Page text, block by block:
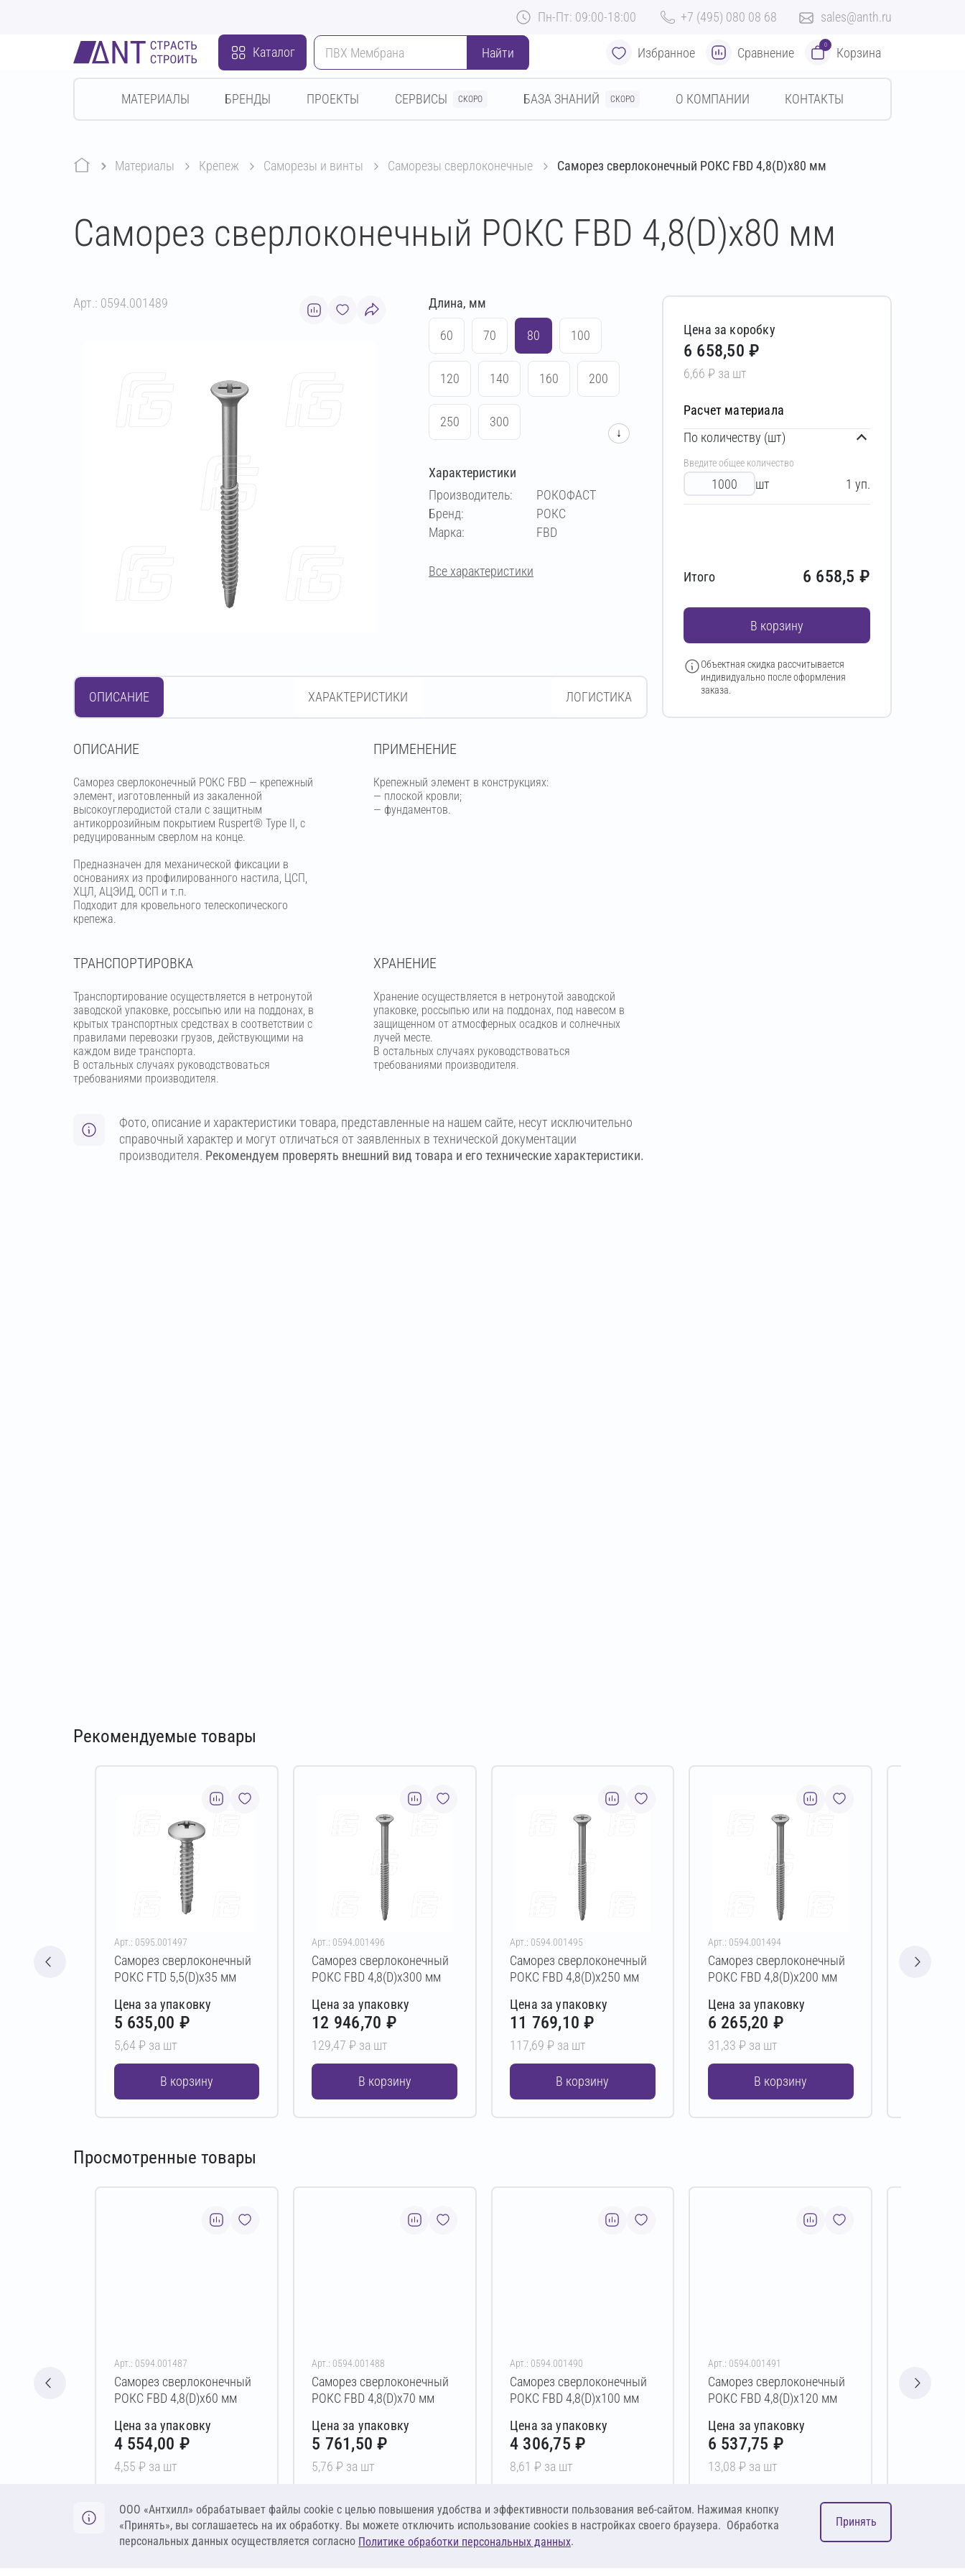
Пн-Пт: 09:00-18:00 +7 (495) 080 08 68 sales@anth.ru
Каталог Найти Избранное Сравнение
0
Корзина
МАТЕРИАЛЫ БРЕНДЫ ПРОЕКТЫ СЕРВИСЫ СКОРО БАЗА ЗНАНИЙ СКОРО О КОМПАНИИ КОНТАКТЫ
Материалы крепеж саморезы и винты саморезы сверлоконечные Саморез сверлоконечный РОКС FBD 4,8(D)х80 мм
Саморез сверлоконечный РОКС FBD 4,8(D)х80 мм
Арт.: 0594.001489 Длина, мм
60 70 80 100
120 140 160 200
250 300
↓
Характеристики
Производитель:
РОКОФАСТ
Бренд:
РОКС
Марка:
FBD
Все характеристики
ОПИСАНИЕ ХАРАКТЕРИСТИКИ ЛОГИСТИКА
OПИСАНИЕ
Саморез сверлоконечный РОКС FBD — крепежный
элемент, изготовленный из закаленной
высокоуглеродистой стали с защитным
антикоррозийным покрытием Ruspert® Type II, с
редуцированным сверлом на конце.
Предназначен для механической фиксации в
основаниях из профилированного настила, ЦСП,
ХЦЛ, АЦЭИД, ОСП и т.п.
Подходит для кровельного телескопического
крепежа.
ПРИМЕНЕНИЕ
Крепежный элемент в конструкциях:
— плоской кровли;
— фундаментов.
ТРАНСПОРТИРОВКА
Транспортирование осуществляется в нетронутой
заводской упаковке, россыпью или на поддонах, в
крытых транспортных средствах в соответствии с
правилами перевозки грузов, действующими на
каждом виде транспорта.
В остальных случаях руководствоваться
требованиями производителя.
ХРАНЕНИЕ
Хранение осуществляется в нетронутой заводской
упаковке, россыпью или на поддонах, под навесом в
защищенном от атмосферных осадков и солнечных
лучей месте.
В остальных случаях руководствоваться
требованиями производителя.
Фото, описание и характеристики товара, представленные на нашем сайте, несут исключительно
справочный характер и могут отличаться от заявленных в технической документации
производителя. Рекомендуем проверять внешний вид товара и его технические характеристики.
Цена за коробку
6 658,50 ₽
6,66 ₽ за шт
Расчет материала
По количеству (шт)
Введите общее количество
шт 1 уп.
Итого 6 658,5 ₽
В корзину
Объектная скидка рассчитывается
индивидуально после оформления
заказа.
Рекомендуемые товары
Арт.: 0595.001497
Саморез сверлоконечный
РОКС FTD 5,5(D)х35 мм
Цена за упаковку
5 635,00 ₽
5,64 ₽ за шт
В корзину
Арт.: 0594.001496
Саморез сверлоконечный
РОКС FBD 4,8(D)х300 мм
Цена за упаковку
12 946,70 ₽
129,47 ₽ за шт
В корзину
Арт.: 0594.001495
Саморез сверлоконечный
РОКС FBD 4,8(D)х250 мм
Цена за упаковку
11 769,10 ₽
117,69 ₽ за шт
В корзину
Арт.: 0594.001494
Саморез сверлоконечный
РОКС FBD 4,8(D)х200 мм
Цена за упаковку
6 265,20 ₽
31,33 ₽ за шт
В корзину
Саморез
Просмотренные товары
Арт.: 0594.001487
Саморез сверлоконечный
РОКС FBD 4,8(D)х60 мм
Цена за упаковку
4 554,00 ₽
4,55 ₽ за шт
В корзину
Арт.: 0594.001488
Саморез сверлоконечный
РОКС FBD 4,8(D)х70 мм
Цена за упаковку
5 761,50 ₽
5,76 ₽ за шт
Арт.: 0594.001490
Саморез сверлоконечный
РОКС FBD 4,8(D)х100 мм
Цена за упаковку
4 306,75 ₽
8,61 ₽ за шт
Арт.: 0594.001491
Саморез сверлоконечный
РОКС FBD 4,8(D)х120 мм
Цена за упаковку
6 537,75 ₽
13,08 ₽ за шт
Саморез
ООО «Антхилл» обрабатывает файлы cookie c целью повышения удобства и эффективности пользования веб-сайтом. Нажимая кнопку
«Принять», вы соглашаетесь на их обработку. Вы можете отключить использование cookies в настройках своего браузера. Обработка
персональных данных осуществляется согласно Политике обработки персональных данных.
Принять